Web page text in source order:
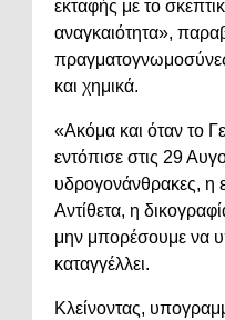
εκταφής με το
αναγκαιότητα»,
και χημικά.
«Ακόμα και όταν το
εντόπισε στις 29
υδρογονάνθρακες, η
Αντίθετα, η
μην μπορέσουμε να
καταγγέλλει.
Κλείνοντας,